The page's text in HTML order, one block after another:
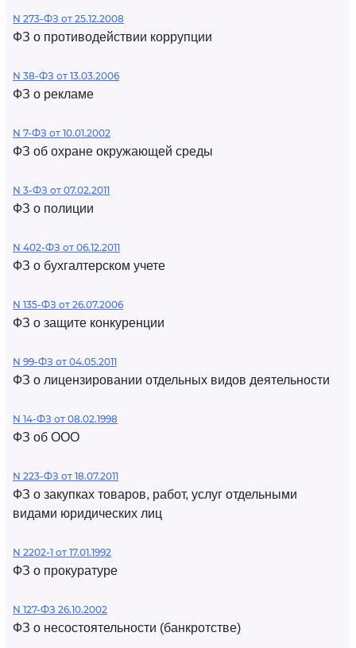
N 273-ФЗ от 25.12.2008
ФЗ о противодействии коррупции
N 38-ФЗ от 13.03.2006
ФЗ о рекламе
N 7-ФЗ от 10.01.2002
ФЗ об охране окружающей среды
N 3-ФЗ от 07.02.2011
ФЗ о полиции
N 402-ФЗ от 06.12.2011
ФЗ о бухгалтерском учете
N 135-ФЗ от 26.07.2006
ФЗ о защите конкуренции
N 99-ФЗ от 04.05.2011
ФЗ о лицензировании отдельных видов деятельности
N 14-ФЗ от 08.02.1998
ФЗ об ООО
N 223-ФЗ от 18.07.2011
ФЗ о закупках товаров, работ, услуг отдельными
видами юридических лиц
N 2202-1 от 17.01.1992
ФЗ о прокуратуре
N 127-ФЗ 26.10.2002
ФЗ о несостоятельности (банкротстве)